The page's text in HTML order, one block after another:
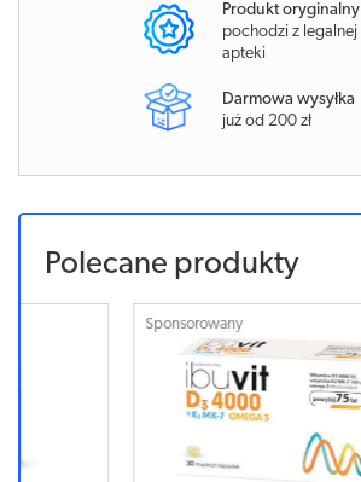
Produkt oryginalny
pochodzi z legalnej
apteki
Darmowa wysyłka
już od 200 zł
Polecane produkty
Sponsorowany